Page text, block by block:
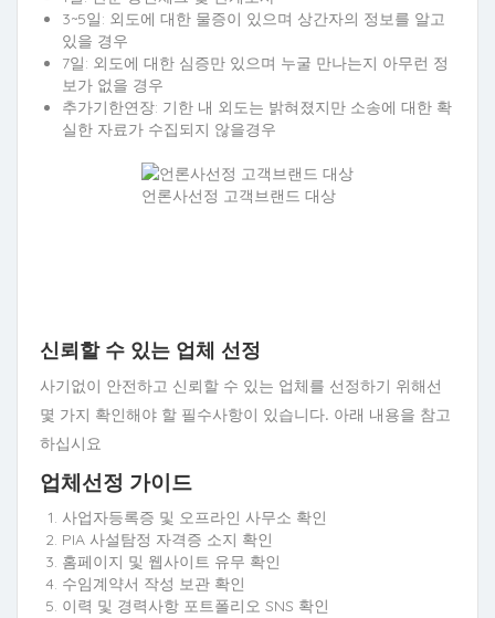
3~5일: 외도에 대한 물증이 있으며 상간자의 정보를 알고
있을 경우
7일: 외도에 대한 심증만 있으며 누굴 만나는지 아무런 정
보가 없을 경우
추가기한연장: 기한 내 외도는 밝혀졌지만 소송에 대한 확
실한 자료가 수집되지 않을경우
언론사선정 고객브랜드 대상
신뢰할 수 있는 업체 선정
사기없이 안전하고 신뢰할 수 있는 업체를 선정하기 위해선
몇 가지 확인해야 할 필수사항이 있습니다. 아래 내용을 참고
하십시요
업체선정 가이드
사업자등록증 및 오프라인 사무소 확인
PIA 사설탐정 자격증 소지 확인
홈페이지 및 웹사이트 유무 확인
수임계약서 작성 보관 확인
이력 및 경력사항 포트폴리오 SNS 확인